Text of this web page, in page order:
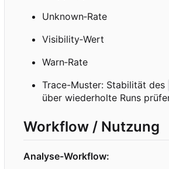
Unknown‑Rate
Visibility‑Wert
Warn‑Rate
Trace-Muster: Stabilität des
über wiederholte Runs
Workflow / Nutzung
Analyse-Workflow: